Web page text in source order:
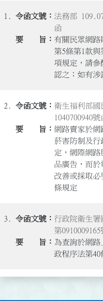
1.
法務部
函
有關民眾網路
第5條第1款與
項規定，請參
認之；如有涉
2.
衛生福利部
1040700940號
網路賣家於網
菸害防制及行
定，網際網
品廣告，而於
改善或採取必
條規定
3.
行政院衛生
第0910009165
為查詢於網
政程序法第